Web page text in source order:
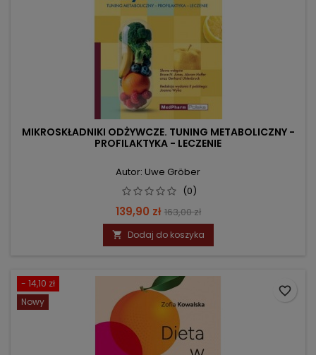
MIKROSKŁADNIKI ODŻYWCZE. TUNING METABOLICZNY -
PROFILAKTYKA - LECZENIE
Autor: Uwe Gröber
(0)
Cena
139,90 zł Cena
podstawowa
163,00 zł
 Dodaj do koszyka
- 14,10 zł
Nowy
favorite_border